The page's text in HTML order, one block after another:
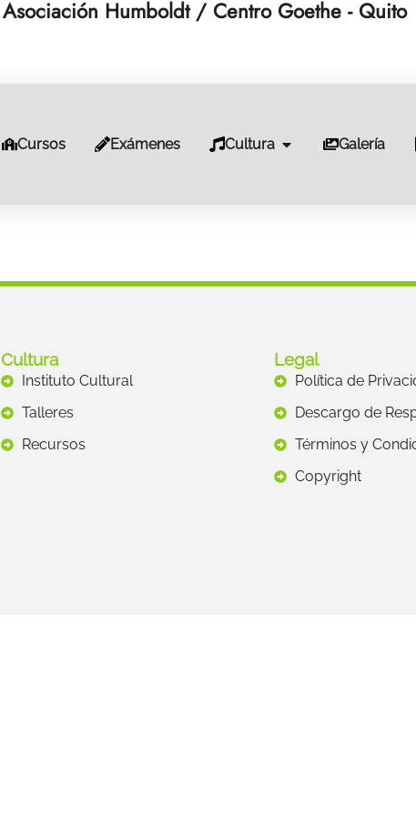
Asociación Humboldt / Centro Goethe - Quito
Cursos Exámenes Cultura Galería
Cultura
Instituto Cultural
Talleres
Recursos
Legal
Política de
Descargo de
Términos y
Copyright